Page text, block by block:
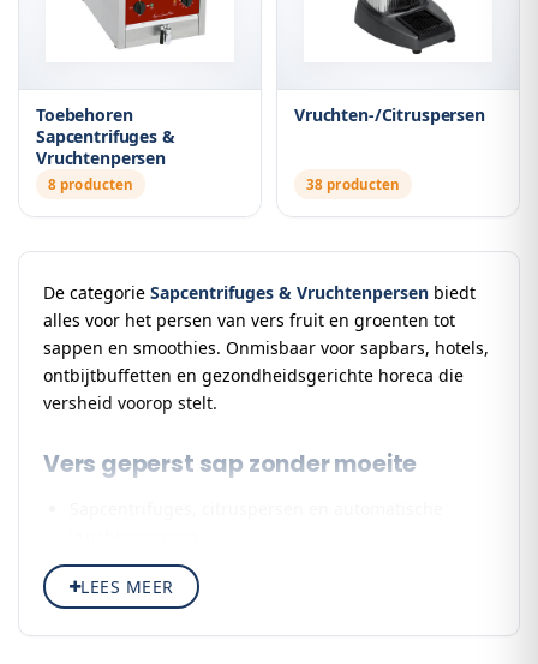
Toebehoren
Sapcentrifuges &
Vruchtenpersen
8 producten
Vruchten-/Citruspersen
38 producten
De categorie Sapcentrifuges & Vruchtenpersen biedt
alles voor het persen van vers fruit en groenten tot
sappen en smoothies. Onmisbaar voor sapbars, hotels,
ontbijtbuffetten en gezondheidsgerichte horeca die
versheid voorop stelt.
Vers geperst sap zonder moeite
Inclusief bijpassende toebehoren
Hoge opbrengst met minimale restpulp
Krachtige motoren voor doorlopend gebruik
LEES MEER